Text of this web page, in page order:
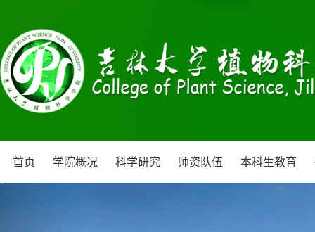
首页 学院概况 科学研究 师资队伍 本科生教育